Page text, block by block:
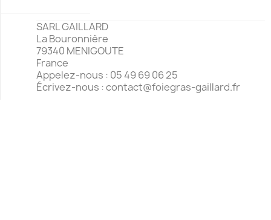
SARL GAILLARD
La Bouronnière
79340 MENIGOUTE
France
Appelez-nous : 05 49 69 06 25
Écrivez-nous :contact@foiegras-gaillard.fr